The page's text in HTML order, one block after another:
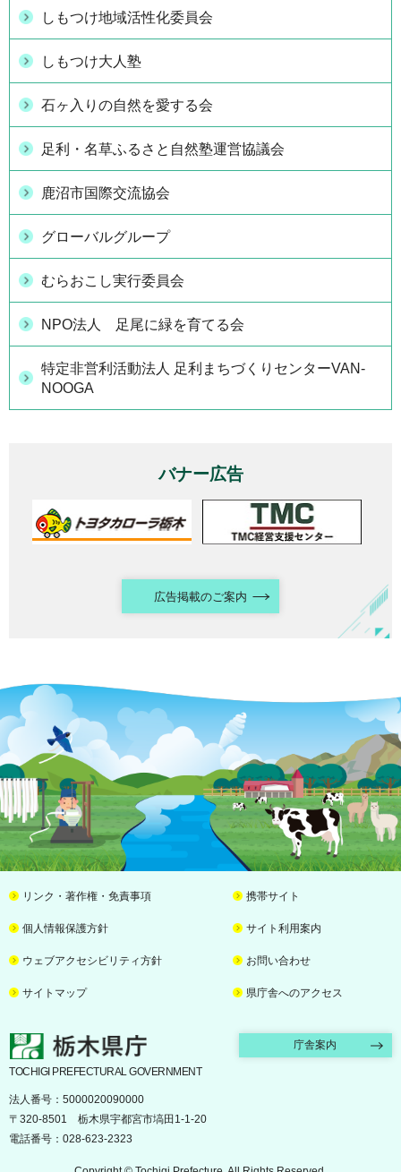
しもつけ地域活性化委員会
しもつけ大人塾
石ヶ入りの自然を愛する会
足利・名草ふるさと自然塾運営協議会
鹿沼市国際交流協会
グローバルグループ
むらおこし実行委員会
NPO法人 足尾に緑を育てる会
特定非営利活動法人 足利まちづくりセンターVAN-
NOOGA
バナー広告
広告掲載のご案内
リンク・著作権・免責事項 携帯サイト
個人情報保護方針 サイト利用案内
ウェブアクセシビリティ方針 お問い合わせ
サイトマップ 県庁舎へのアクセス
栃木県庁 庁舎案内
TOCHIGI PREFECTURAL GOVERNMENT
法人番号：5000020090000
〒320-8501 栃木県宇都宮市塙田1-1-20
電話番号：028-623-2323